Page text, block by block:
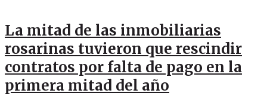
La mitad de las inmobiliarias
rosarinas tuvieron que rescindir
contratos por falta de pago en la
primera mitad del año